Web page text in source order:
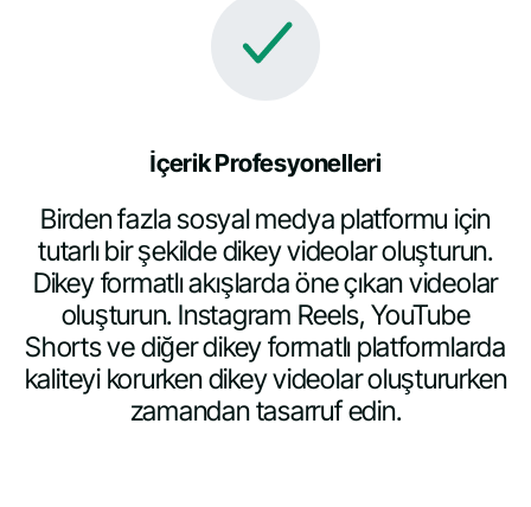
İçerik Profesyonelleri
Birden fazla sosyal medya platformu için
tutarlı bir şekilde dikey videolar oluşturun.
Dikey formatlı akışlarda öne çıkan videolar
oluşturun. Instagram Reels, YouTube
Shorts ve diğer dikey formatlı platformlarda
kaliteyi korurken dikey videolar oluştururken
zamandan tasarruf edin.